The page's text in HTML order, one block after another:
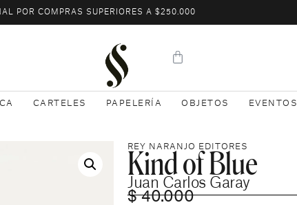
POR COMPRAS SUPERIORES A $250.000
CARTELES PAPELERÍA OBJETOS EVENTOS
REY NARANJO EDITORES
Kind of Blue
Juan Carlos Garay
$40.000